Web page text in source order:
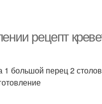
рецепт
большой перец 2